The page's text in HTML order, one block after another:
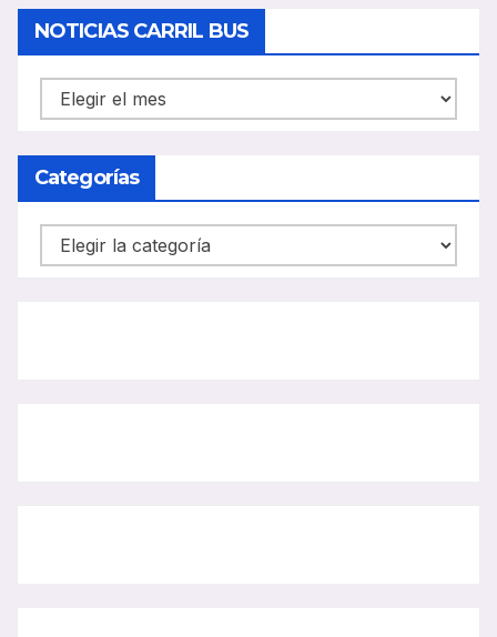
d
o
NOTICIAS CARRIL BUS
NOTICIAS
CARRIL
BUS
Categorías
Categorías